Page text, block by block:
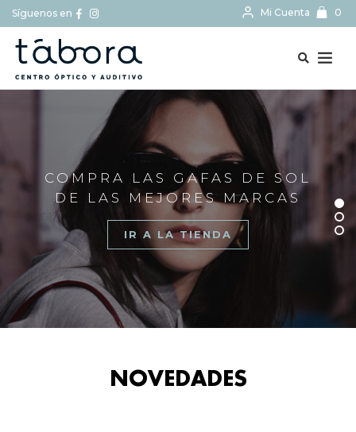
Síguenos en Mi Cuenta 0
COMPRA LAS GAFAS DE SOL
DE LAS MEJORES MARCAS
IR A LA TIENDA
NOVEDADES